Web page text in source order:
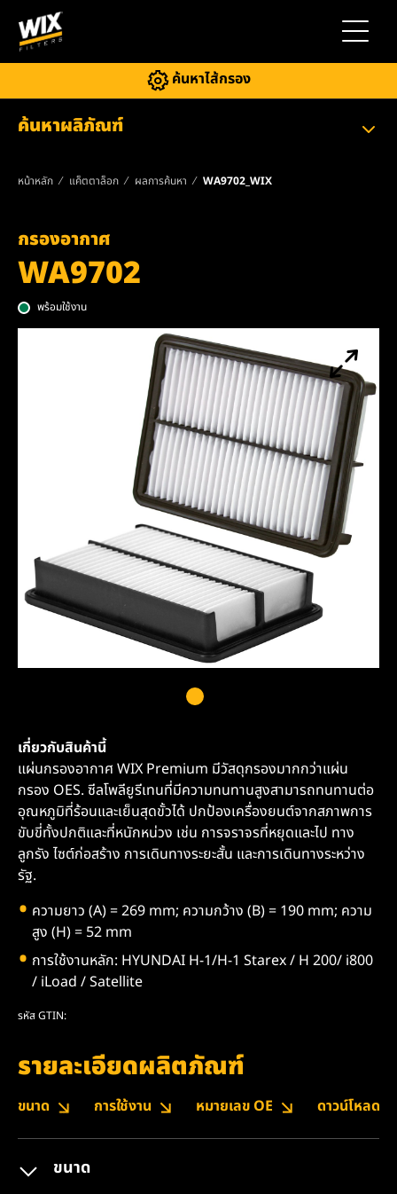
สลับการ
ค้นหาไส้กรอง
ค้นหาผลิภัณฑ์
หน้าหลัก แค็ตตาล็อก ผลการค้นหา WA9702_WIX
กรองอากาศ
WA9702
พร้อมใช้งาน
เกี่ยวกับสินค้านี้
แผ่นกรองอากาศ WIX Premium มีวัสดุกรองมากกว่าแผ่น
กรอง OES. ซีลโพลียูรีเทนที่มีความทนทานสูงสามารถทนทานต่อ
อุณหภูมิที่ร้อนและเย็นสุดขั้วได้ ปกป้องเครื่องยนต์จากสภาพการ
ขับขี่ทั้งปกติและที่หนักหน่วง เช่น การจราจรที่หยุดและไป ทาง
ลูกรัง ไซต์ก่อสร้าง การเดินทางระยะสั้น และการเดินทางระหว่าง
รัฐ.
ความยาว (A) = 269 mm; ความกว้าง (B) = 190 mm; ความ
สูง (H) = 52 mm
การใช้งานหลัก: HYUNDAI H-1/H-1 Starex / H 200/ i800
/ iLoad / Satellite
รหัส GTIN:
รายละเอียดผลิตภัณฑ์
ขนาด การใช้งาน หมายเลข OE ดาวน์โหลด
ขนาด